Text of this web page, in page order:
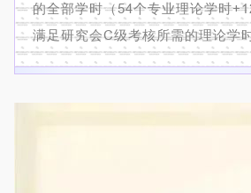
的全部学时（54个专业理论学时
满足研究会C级考核所需的理论学